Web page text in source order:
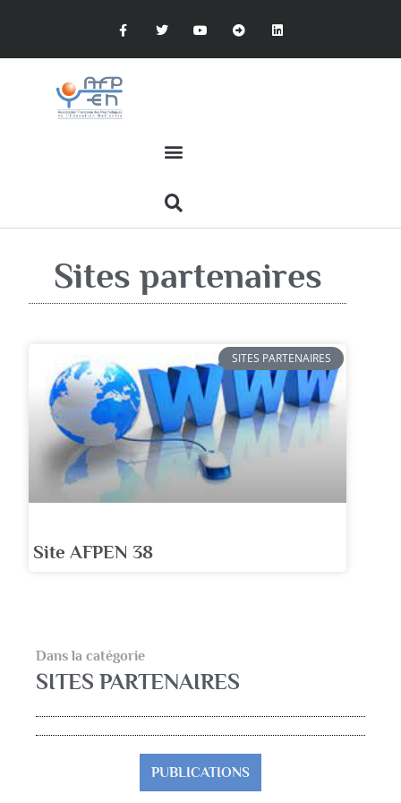
Sites partenaires
SITES PARTENAIRES
Site AFPEN 38
Dans la catégorie
SITES PARTENAIRES
PUBLICATIONS